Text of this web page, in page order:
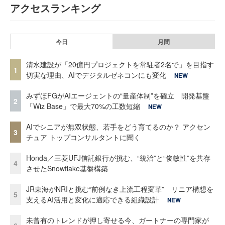
アクセスランキング
今日 月間
1
清水建設が「20億円プロジェクトを常駐者2名で」を目指す
切実な理由、AIでデジタルゼネコンにも変化
NEW
2
みずほFGがAIエージェントの“量産体制”を確立 開発基盤
「Wiz Base」で最大70%の工数短縮
NEW
3
AIでシニアが無双状態、若手をどう育てるのか？ アクセン
チュア トップコンサルタントに聞く
4
Honda／三菱UFJ信託銀行が挑む、“統治”と“俊敏性”を共存
させたSnowflake基盤構築
5
JR東海がNRIと挑む“前例なき上流工程変革” リニア構想を
支えるAI活用と変化に適応できる組織設計
NEW
未曾有のトレンドが押し寄せる今、ガートナーの専門家が